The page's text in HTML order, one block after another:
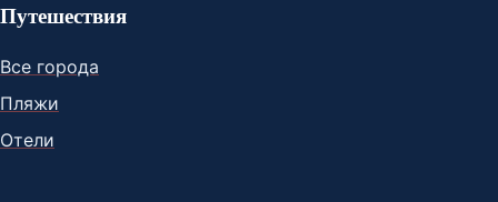
Путешествия
Все города
Пляжи
Отели